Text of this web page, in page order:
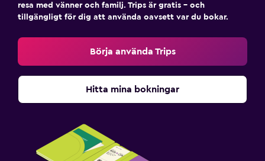
resa med vänner och familj. Trips är gratis – och
tillgängligt för dig att använda oavsett var du bokar.
Börja använda Trips
Hitta mina bokningar